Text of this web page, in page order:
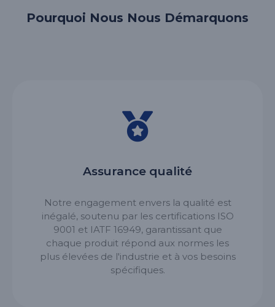
Pourquoi Nous Nous Démarquons
Assurance qualité
Notre engagement envers la qualité est
inégalé, soutenu par les certifications ISO
9001 et IATF 16949, garantissant que
chaque produit répond aux normes les
plus élevées de l'industrie et à vos besoins
spécifiques.